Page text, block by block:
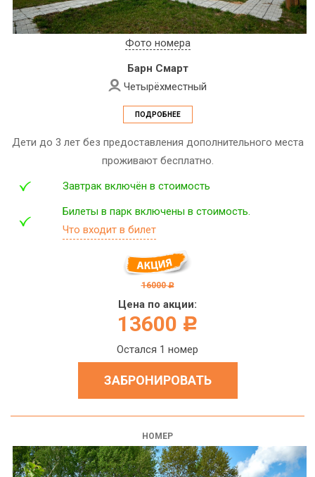
Фото номера
Барн Смарт
Четырёхместный
ПОДРОБНЕЕ
Дети до 3 лет без предоставления дополнительного места
проживают бесплатно.
Завтрак включён в стоимость
Билеты в парк включены в стоимость.
Что входит в билет
16000 c
Цена по акции:
13600 c
Остался 1 номер
ЗАБРОНИРОВАТЬ
НОМЕР